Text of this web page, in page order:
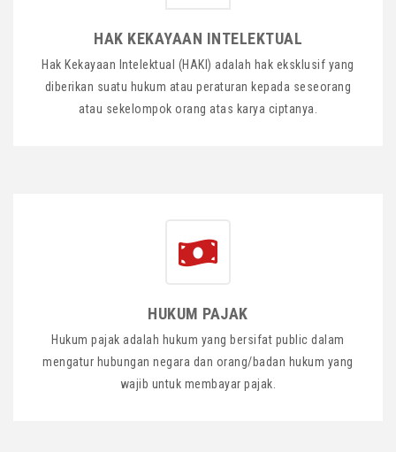
HAK KEKAYAAN INTELEKTUAL
Hak Kekayaan Intelektual (HAKI) adalah hak eksklusif yang
diberikan suatu hukum atau peraturan kepada seseorang
atau sekelompok orang atas karya ciptanya.
HUKUM PAJAK
Hukum pajak adalah hukum yang bersifat public dalam
mengatur hubungan negara dan orang/badan hukum yang
wajib untuk membayar pajak.